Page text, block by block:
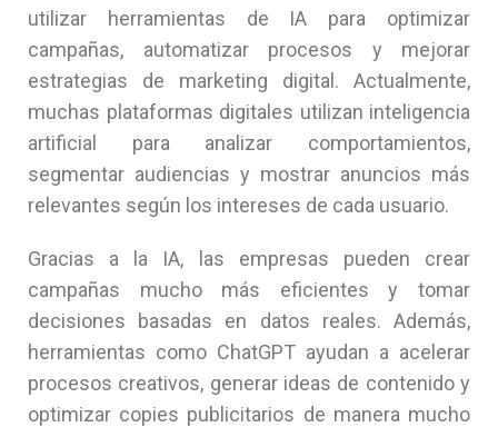
utilizar herramientas de IA para optimizar
campañas, automatizar procesos y mejorar
estrategias de marketing digital. Actualmente,
muchas plataformas digitales utilizan inteligencia
artificial para analizar comportamientos,
segmentar audiencias y mostrar anuncios más
relevantes según los intereses de cada usuario.
Gracias a la IA, las empresas pueden crear
campañas mucho más eficientes y tomar
decisiones basadas en datos reales. Además,
herramientas como ChatGPT ayudan a acelerar
procesos creativos, generar ideas de contenido y
optimizar copies publicitarios de manera mucho